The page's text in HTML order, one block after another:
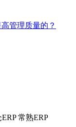
管理质量的？
常熟ERP